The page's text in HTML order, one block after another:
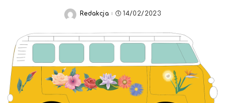
Posted
Redakcja 14/02/2023